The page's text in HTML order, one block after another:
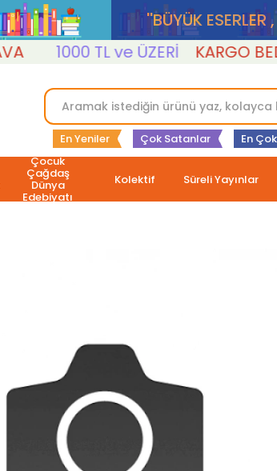
''BÜYÜK
1000 TL ve ÜZERİ KARGO
En Yeniler Çok Satanlar En
Çocuk
Çağdaş
Dünya
Edebiyatı
Kolektif Süreli Yayınlar